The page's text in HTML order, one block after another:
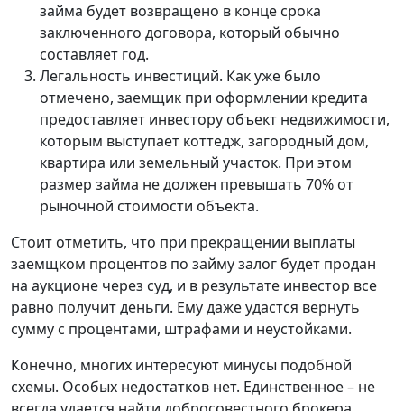
займа будет возвращено в конце срока
заключенного договора, который обычно
составляет год.
Легальность инвестиций. Как уже было
отмечено, заемщик при оформлении кредита
предоставляет инвестору объект недвижимости,
которым выступает коттедж, загородный дом,
квартира или земельный участок. При этом
размер займа не должен превышать 70% от
рыночной стоимости объекта.
Стоит отметить, что при прекращении выплаты
заемщком процентов по займу залог будет продан
на аукционе через суд, и в результате инвестор все
равно получит деньги. Ему даже удастся вернуть
сумму с процентами, штрафами и неустойками.
Конечно, многих интересуют минусы подобной
схемы. Особых недостатков нет. Единственное – не